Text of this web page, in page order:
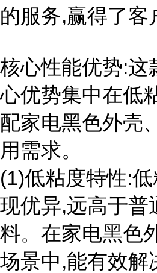
的服务,赢得了客
核心性能优势:这
心优势集中在低
配家电黑色外壳
用需求。
(1)低粘度特性:
现优异,远高于普
料。在家电黑色
场景中,能有效解